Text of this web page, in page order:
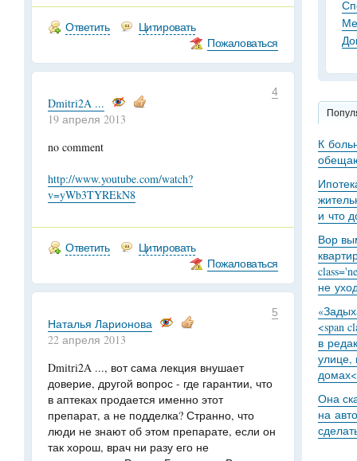
Ответить
Цитировать
Пожаловаться
4
Dmitri2A ...
19 апреля 2013
no comment
http://www.youtube.com/watch?
v=yWb3TYREkN8
Ответить
Цитировать
Пожаловаться
5
Наталья Ларионова
22 апреля 2013
Dmitri2A ..., вот сама лекция внушает
доверие, другой вопрос - где гарантии, что
в аптеках продается именно этот
препарат, а не подделка? Странно, что
люди не знают об этом препарате, если он
так хорош, врач ни разу его не
К
и что
Вор
не
<span
в
улице,
Она
на